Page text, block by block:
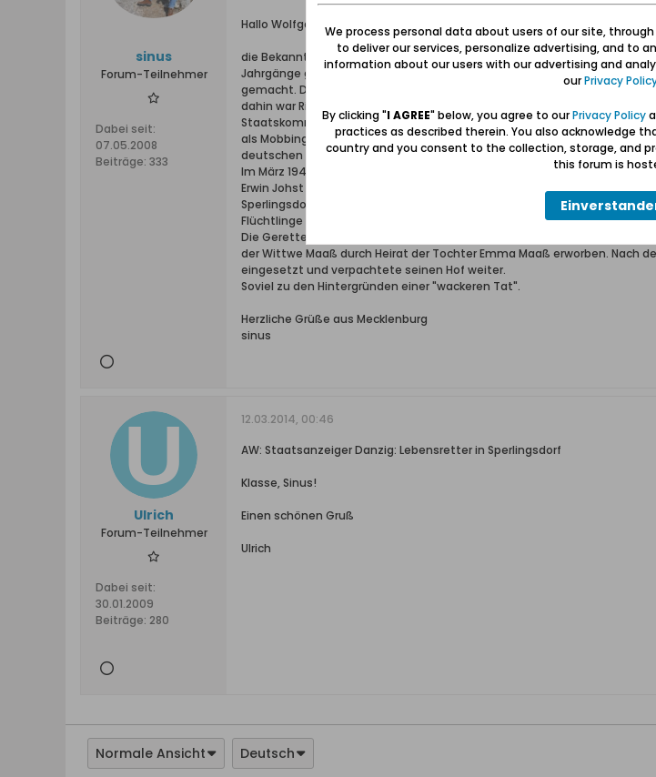
sinus
Forum-Teilnehmer
Dabei seit:
07.05.2008
Beiträge: 333
Hallo Wolfgang,
die Bekanntmachung solcher öffentlichen Belobigungen war damals
Jahrgänge gewühlt. Nach 1933 wurde aber gezielt ausgewählt. Dies ist
gemacht. Die Retterin ist die Tochter des 1933 von der NSDAP-
dahin war Richard Nickel gewählter Gemeindevorsteher. Der wollte
Staatskommissar, dann als Gemeindevorsteher eingesetzt. Seinen
als Mobbing bezeichnen. Eines Tages waren Losungen an seinen Zaun
deutschen Sache verschreiben würde.
Im März 1945 war Sprunck jedoch der Erste, der mit seiner Familie aus
Erwin Johst aus Grebinerfeld, holte ihn persönlich wieder vom Schiff und
Sperlingsdorf, kümmerte sich noch um die Altarbilder der
Flüchtlinge aus dem gefluteten Landauer Bruch aufgenommen.
Die Gerettete Elfriede Schmidt war die Tochter des Hofbesitzers Arthur
der Wittwe Maaß durch Heirat der Tochter Emma Maaß erworben. Nach
eingesetzt und verpachtete seinen Hof weiter.
Soviel zu den Hintergründen einer "wackeren Tat".
Herzliche Grüße aus Mecklenburg
sinus
Ulrich
Forum-Teilnehmer
Dabei seit:
30.01.2009
Beiträge: 280
12.03.2014, 00:46
AW: Staatsanzeiger Danzig: Lebensretter in Sperlingsdorf
Klasse, Sinus!
Einen schönen Gruß
Ulrich
Normale Ansicht Deutsch
We process personal data about users of our site,
to deliver our services, personalize advertising, and to
information about our users with our advertising and
ourPrivacy
By clicking "I AGREE" below, you agree to ourPrivacy Policy
practices as described therein. You also acknowledge
country and you consent to the collection, storage, and
this forum is